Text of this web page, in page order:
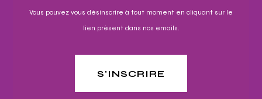
Vous pouvez vous désinscrire à tout moment en cliquant sur le
lien présent dans nos emails.
S'INSCRIRE